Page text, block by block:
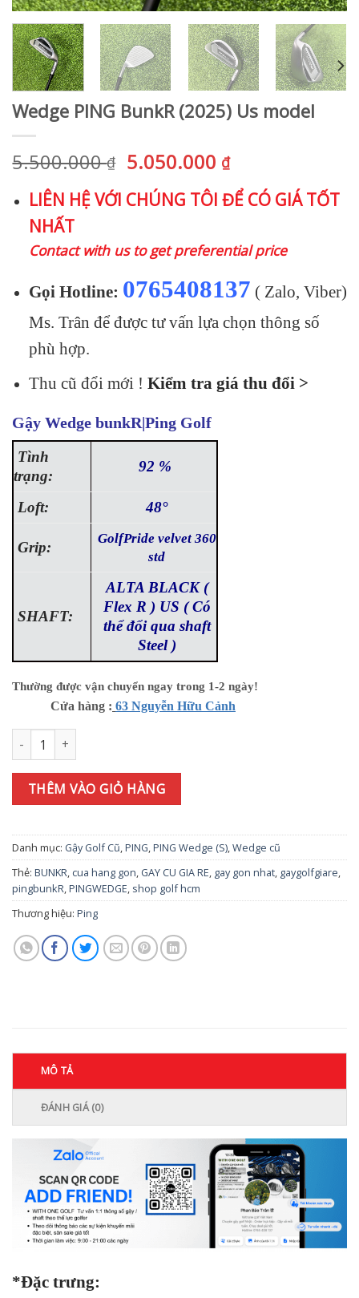
Wedge PING BunkR (2025) Us model
5.500.000₫
Giá
gốc
là:
5.050.000 ₫Giá
hiện
tại
5.050.000 ₫.
LIÊN HỆ VỚI CHÚNG TÔI ĐỂ CÓ GIÁ TỐT
NHẤT
Contact with us to get preferential price
Gọi Hotline: 0765408137 ( Zalo, Viber)
Ms. Trân để được tư vấn lựa chọn thông số
phù hợp.
Thu cũ đổi mới ! Kiểm tra giá thu đổi >
Gậy Wedge bunkR|Ping Golf
Tình
trạng:
92 %
Loft: 48°
Grip:
GolfPride velvet 360
std
SHAFT:
ALTA BLACK (
Flex R ) US ( Có
thể đổi qua shaft
Steel )
Thường được vận chuyển ngay trong 1-2 ngày!
Cửa hàng : 63 Nguyễn Hữu Cảnh
THÊM VÀO GIỎ HÀNG
Danh mục: Gậy Golf Cũ,PING,PING Wedge (S),Wedge cũ
Thẻ: BUNKR, cua hang gon, GAY CU GIA RE, gay gon nhat, gaygolfgiare,
pingbunkR,PINGWEDGE, shop golf hcm
Thương hiệu: Ping
MÔ TẢ
ĐÁNH GIÁ (0)
*Đặc trưng: